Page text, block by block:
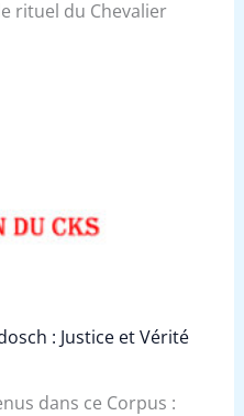
rituel du Chevalier
: Justice et Vérité
dans ce Corpus :